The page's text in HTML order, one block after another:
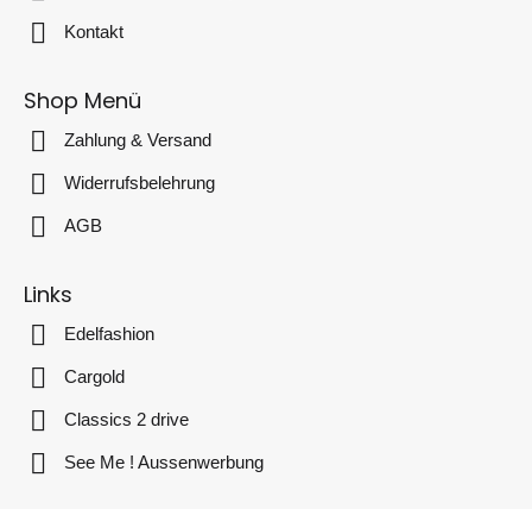
Kontakt
Shop Menü
Zahlung & Versand
Widerrufsbelehrung
AGB
Links
Edelfashion
Cargold
Classics 2 drive
See Me ! Aussenwerbung